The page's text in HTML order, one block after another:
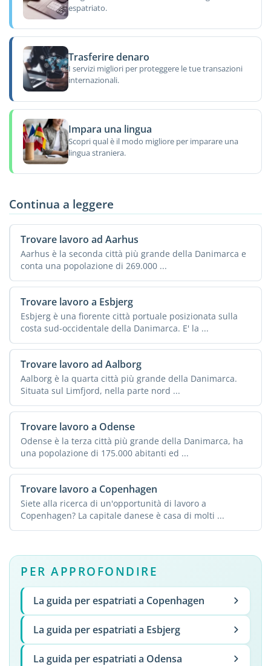
espatriato.
Trasferire denaro
I servizi migliori per proteggere le tue transazioni
internazionali.
Impara una lingua
Scopri qual è il modo migliore per imparare una
lingua straniera.
Continua a leggere
Trovare lavoro ad Aarhus
Aarhus è la seconda città più grande della Danimarca e
conta una popolazione di 269.000 ...
Trovare lavoro a Esbjerg
Esbjerg è una fiorente città portuale posizionata sulla
costa sud-occidentale della Danimarca. E' la ...
Trovare lavoro ad Aalborg
Aalborg è la quarta città più grande della Danimarca.
Situata sul Limfjord, nella parte nord ...
Trovare lavoro a Odense
Odense è la terza città più grande della Danimarca, ha
una popolazione di 175.000 abitanti ed ...
Trovare lavoro a Copenhagen
Siete alla ricerca di un'opportunità di lavoro a
Copenhagen? La capitale danese è casa di molti ...
PER APPROFONDIRE
La guida per espatriati a Copenhagen
La guida per espatriati a Esbjerg
La guida per espatriati a Odensa